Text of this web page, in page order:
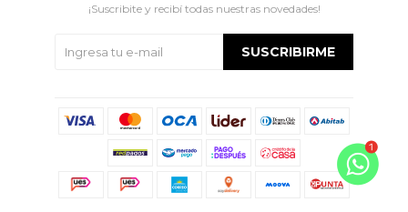
¡Suscribite y recibí todas nuestras novedades!
SUSCRIBIRME